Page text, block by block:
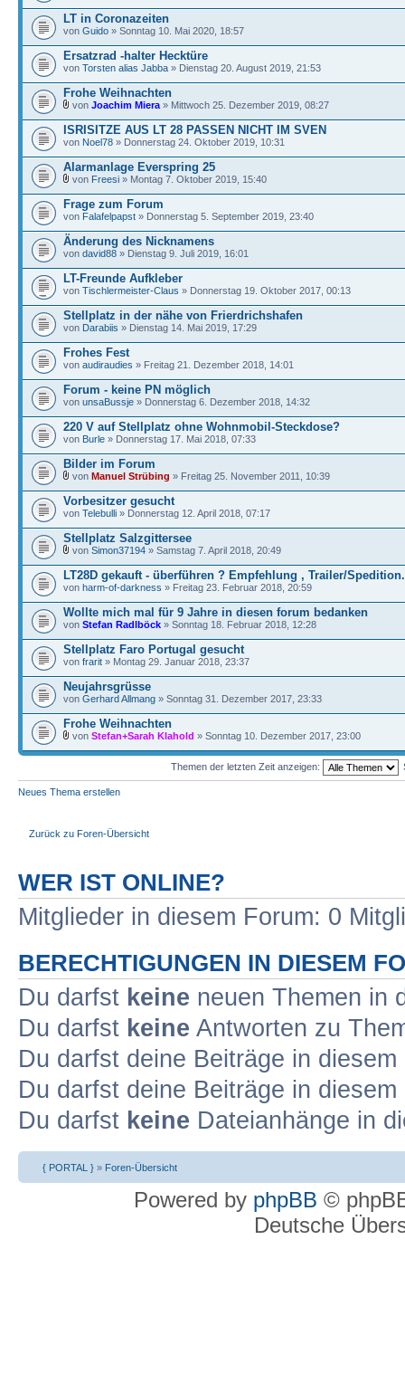
LT in Coronazeiten
von Guido » Sonntag 10. Mai 2020, 18:57
Ersatzrad -halter Hecktüre
von Torsten alias Jabba » Dienstag 20. August 2019, 21:53
Frohe Weihnachten
von Joachim Miera » Mittwoch 25. Dezember 2019, 08:27
ISRISITZE AUS LT 28 PASSEN NICHT IM SVEN
von Noel78 » Donnerstag 24. Oktober 2019, 10:31
Alarmanlage Everspring 25
von Freesi » Montag 7. Oktober 2019, 15:40
Frage zum Forum
von Falafelpapst » Donnerstag 5. September 2019, 23:40
Änderung des Nicknamens
von david88 » Dienstag 9. Juli 2019, 16:01
LT-Freunde Aufkleber
von Tischlermeister-Claus » Donnerstag 19. Oktober 2017, 00:13
Stellplatz in der nähe von Frierdrichshafen
von Darabiis » Dienstag 14. Mai 2019, 17:29
Frohes Fest
von audiraudies » Freitag 21. Dezember 2018, 14:01
Forum - keine PN möglich
von unsaBussje » Donnerstag 6. Dezember 2018, 14:32
220 V auf Stellplatz ohne Wohnmobil-Steckdose?
von Burle » Donnerstag 17. Mai 2018, 07:33
Bilder im Forum
von Manuel Strübing » Freitag 25. November 2011, 10:39
Vorbesitzer gesucht
von Telebulli » Donnerstag 12. April 2018, 07:17
Stellplatz Salzgittersee
von Simon37194 » Samstag 7. April 2018, 20:49
LT28D gekauft - überführen ? Empfehlung , Trailer/Spedition.
von harm-of-darkness » Freitag 23. Februar 2018, 20:59
Wollte mich mal für 9 Jahre in diesen forum bedanken
von Stefan Radlböck » Sonntag 18. Februar 2018, 12:28
Stellplatz Faro Portugal gesucht
von frarit » Montag 29. Januar 2018, 23:37
Neujahrsgrüsse
von Gerhard Allmang » Sonntag 31. Dezember 2017, 23:33
Frohe Weihnachten
von Stefan+Sarah Klahold » Sonntag 10. Dezember 2017, 23:00
Themen der letzten Zeit anzeigen:
Neues Thema erstellen
Zurück zu Foren-Übersicht
WER IST ONLINE?
Mitglieder in diesem Forum: 0
BERECHTIGUNGEN IN DIESEM
Du darfst keine neuen Themen in
Du darfst keine Antworten zu
Du darfst deine Beiträge in
Du darfst deine Beiträge in
Du darfst keine Dateianhänge in
{ PORTAL } » Foren-Übersicht
Powered by phpBB ©
Deutsche